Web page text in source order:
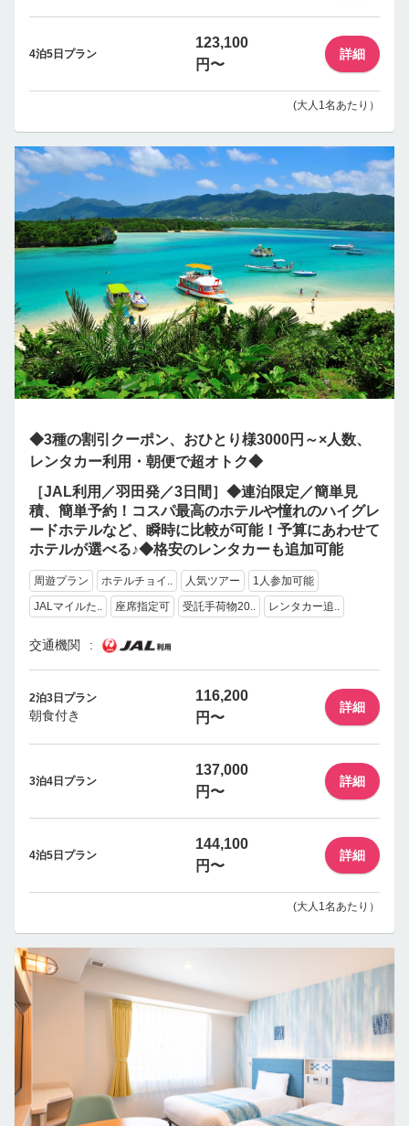
4泊5日プラン
123,100
円〜
詳細
(大人1名あたり）
◆3種の割引クーポン、おひとり様3000円～×人数、
レンタカー利用・朝便で超オトク◆
［JAL利用／羽田発／3日間］◆連泊限定／簡単見
積、簡単予約！コスパ最高のホテルや憧れのハイグレ
ードホテルなど、瞬時に比較が可能！予算にあわせて
ホテルが選べる♪◆格安のレンタカーも追加可能
周遊プラン ホテルチョイ.. 人気ツアー
1人参加可能
JALマイルた..
座席指定可 受託手荷物20.. レンタカー追..
交通機関
2泊3日プラン
朝食付き
116,200
円〜
詳細
3泊4日プラン
137,000
円〜
詳細
4泊5日プラン
144,100
円〜
詳細
(大人1名あたり）